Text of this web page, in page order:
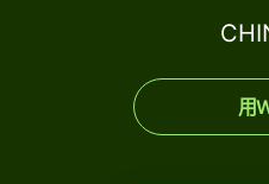
用